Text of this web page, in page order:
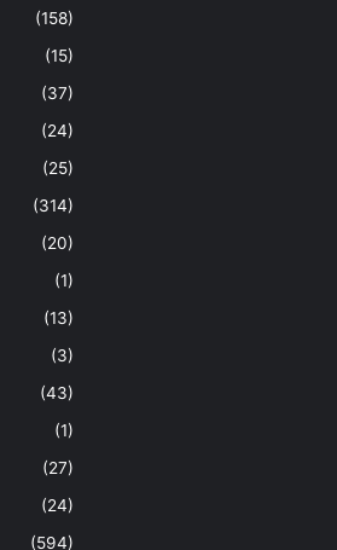
(158)
(15)
(37)
(24)
(25)
(314)
(20)
(1)
(13)
(3)
(43)
(1)
(27)
(24)
(594)